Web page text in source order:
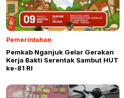
Pemerintahan
Pemkab Nganjuk Gelar Gerakan
Kerja Bakti Serentak Sambut HUT
ke-81 RI